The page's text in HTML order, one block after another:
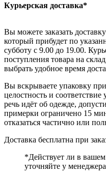
Курьерская доставка*
Вы можете заказать
который прибудет по
субботу с 9.00 до 19.00.
поступления товара на
выбрать удобное время
Вы вскрываете упаковку
целостность и
речь идёт об одежде,
примерки ограничено 15
отказаться частично или
Доставка бесплатна при
*Действует ли в вашем
уточняйте у